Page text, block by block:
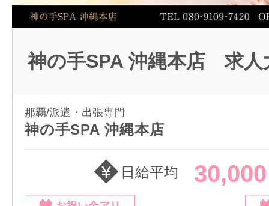
神の手SPA 沖縄本店 求人
那覇/派遣・出張専門
神の手SPA 沖縄本店
日給平均